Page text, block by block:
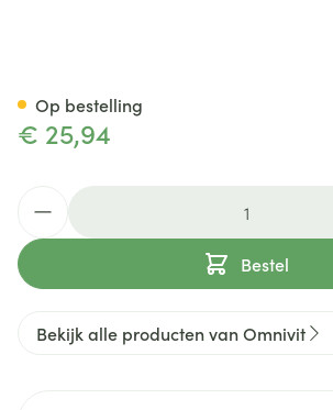
€ 25,94
Bestel
Op bestelling
Bekijk alle producten van Omnivit